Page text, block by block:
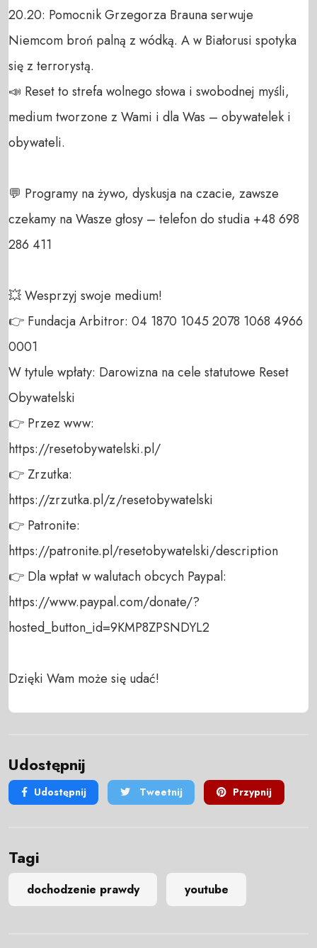
20.20: Pomocnik Grzegorza Brauna serwuje
Niemcom broń palną z wódką. A w Białorusi spotyka
się z terrorystą.
📣 Reset to strefa wolnego słowa i swobodnej myśli,
medium tworzone z Wami i dla Was – obywatelek i
obywateli.
💬 Programy na żywo, dyskusja na czacie, zawsze
czekamy na Wasze głosy – telefon do studia +48 698
286 411
💥 Wesprzyj swoje medium!
👉 Fundacja Arbitror: 04 1870 1045 2078 1068 4966
0001
W tytule wpłaty: Darowizna na cele statutowe Reset
Obywatelski
👉 Przez www:
https://resetobywatelski.pl/
👉 Zrzutka:
https://zrzutka.pl/z/resetobywatelski
👉 Patronite:
https://patronite.pl/resetobywatelski/description
👉 Dla wpłat w walutach obcych Paypal:
https://www.paypal.com/donate/?
hosted_button_id=9KMP8ZPSNDYL2
Dzięki Wam może się udać!
Udostępnij
Udostępnij Tweetnij Przypnij
Tagi
dochodzenie prawdy youtube